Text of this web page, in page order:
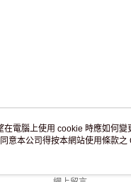
客戶服務
電腦上使用 cookie 時應如何變
意本公司得按本網站使用條款之